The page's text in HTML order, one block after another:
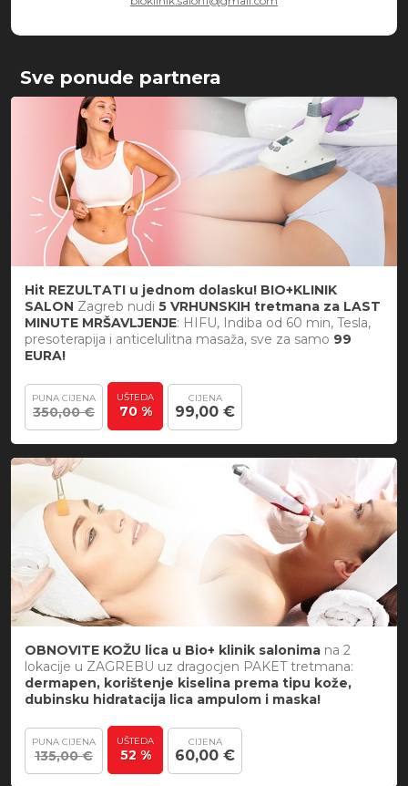
Sve ponude partnera
Hit REZULTATI u jednom dolasku! BIO+KLINIK
SALON Zagreb nudi 5 VRHUNSKIH tretmana za LAST
MINUTE MRŠAVLJENJE: HIFU, Indiba od 60 min, Tesla,
presoterapija i anticelulitna masaža, sve za samo 99
EURA!
PUNA CIJENA
350,00 €
UŠTEDA
70 %
CIJENA
99,00 €
OBNOVITE KOŽU lica u Bio+ klinik salonima na 2
lokacije u ZAGREBU uz dragocjen PAKET tretmana:
dermapen, korištenje kiselina prema tipu kože,
dubinsku hidratacija lica ampulom i maska!
PUNA CIJENA
135,00 €
UŠTEDA
52 %
CIJENA
60,00 €